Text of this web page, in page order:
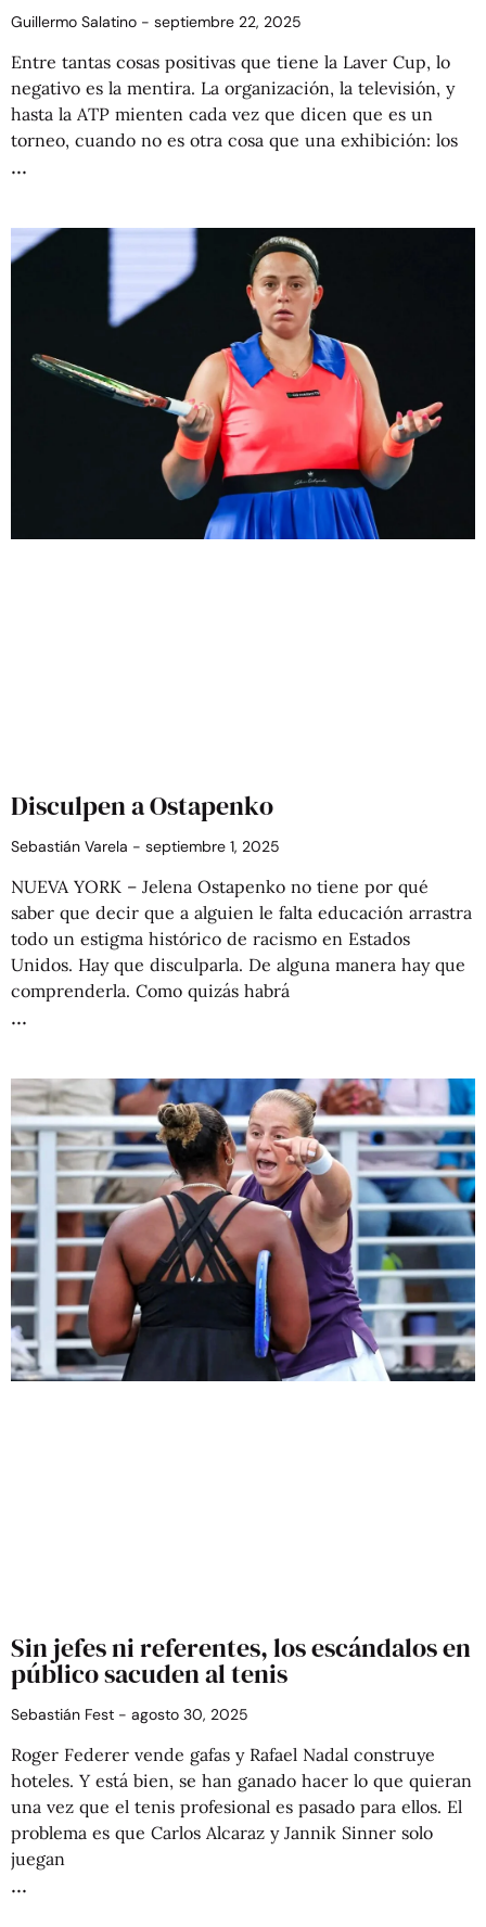
Guillermo Salatino septiembre 22, 2025
Entre tantas cosas positivas que tiene la Laver Cup, lo
negativo es la mentira. La organización, la televisión, y
hasta la ATP mienten cada vez que dicen que es un
torneo, cuando no es otra cosa que una exhibición: los
Disculpen a Ostapenko
Sebastián Varela septiembre 1, 2025
NUEVA YORK – Jelena Ostapenko no tiene por qué
saber que decir que a alguien le falta educación arrastra
todo un estigma histórico de racismo en Estados
Unidos. Hay que disculparla. De alguna manera hay que
comprenderla. Como quizás habrá
Sin jefes ni referentes, los escándalos en
público sacuden al tenis
Sebastián Fest agosto 30, 2025
Roger Federer vende gafas y Rafael Nadal construye
hoteles. Y está bien, se han ganado hacer lo que quieran
una vez que el tenis profesional es pasado para ellos. El
problema es que Carlos Alcaraz y Jannik Sinner solo
juegan